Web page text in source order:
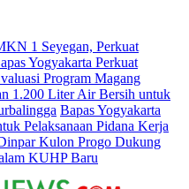
1 Seyegan, Perkuat
Yogyakarta Perkuat
Program Magang
1.200 Liter Air Bersih untuk
Bapas Yogyakarta
Pelaksanaan Pidana Kerja
Kulon Progo Dukung
KUHP Baru